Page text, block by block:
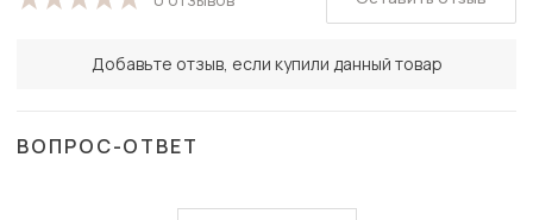
Добавьте отзыв, если купили данный товар
ВОПРОС-ОТВЕТ